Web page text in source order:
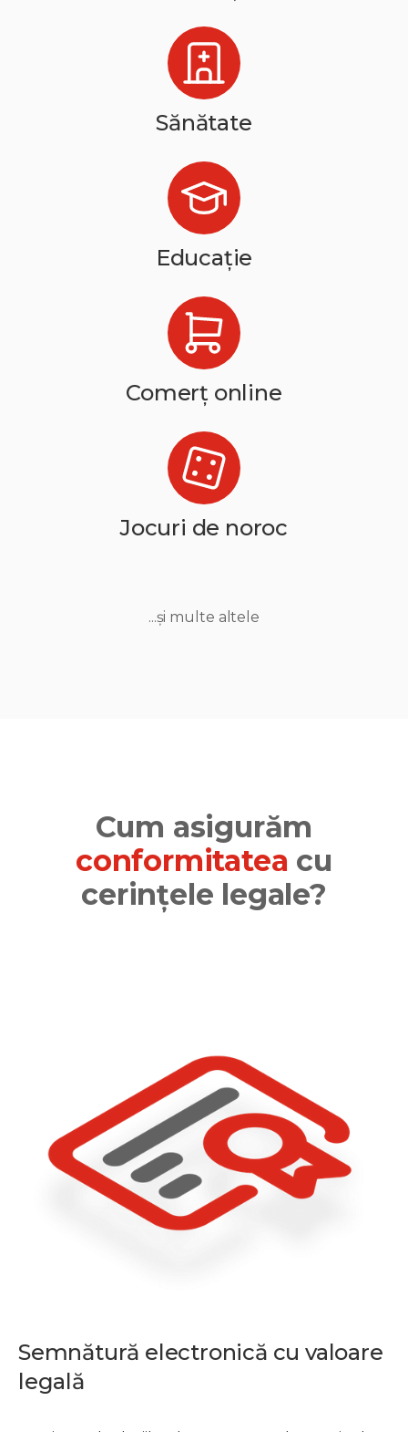
Sănătate
Educație
Comerț online
Jocuri de noroc
...și multe altele
Cum asigurăm
conformitatea cu
cerințele legale?
Semnătură electronică cu valoare
legală